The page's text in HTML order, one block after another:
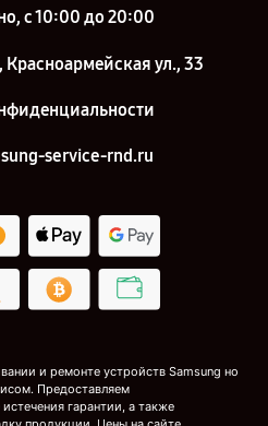
с 10:00 до 20:00
ул., 33
service-rnd.ru
и ремонте устройств Samsung но
Предоставляем
гарантии, а также